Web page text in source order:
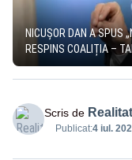
NICUȘOR DAN A SPUS
RESPINS COALIȚIA –
Scris de
Publicat:4 iul.